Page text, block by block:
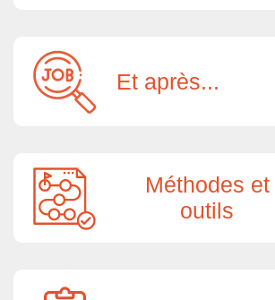
Et après...
Méthodes et
outils